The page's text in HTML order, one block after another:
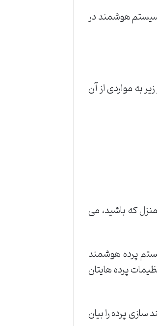
سیستم هوشمند در
به مواردی از آن
که باشید، می
پرده هوشمند
پرده هایتان
پرده را بیان